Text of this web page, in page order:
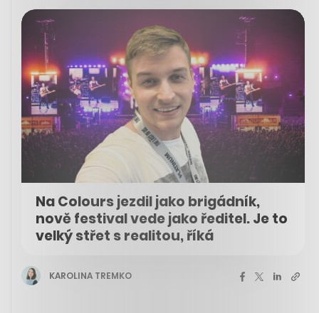
Na Colours jezdil jako brigádník,
nově festival vede jako ředitel. Je to
velký střet s realitou, říká
KAROLINA TREMKO